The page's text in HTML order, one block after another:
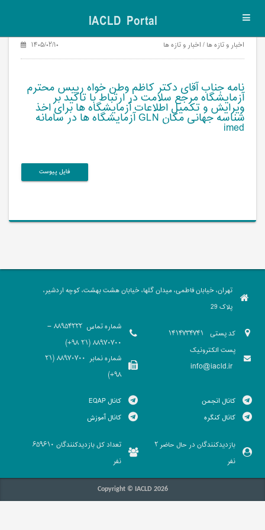
IACLD Portal
اخبار و تازه ها / اخبار و تازه ها ۱۴۰۵/۰۲/۱۰
نامه جناب آقای دکتر کاظم وطن خواه رییس محترم
آزمایشگاه مرجع سلامت در ارتباط با تاکید بر
ویرایش و تکمیل اطلاعات آزمایشگاه ها برای اخذ
شناسه جهانی مکان GLN آزمایشگاه ها در سامانه
imed
فایل پیوست
تهران، خیابان فاطمی، میدان گلها، خیابان هشت بهشت، کوچه اردشیر،
پلاک 29
کد پستی
پست الکترونیک
info@iacld.ir
شماره تماس
88954222 -
88970700 (21 98+)
شماره نمابر
88970700 (21
98+)
کانال انجمن
کانال کنگره
کانال EQAP
کانال آموزش
بازدیدکنندگان در حال حاضر 2
نفر
تعداد کل بازدیدکنندگان 659610
نفر
Copyright © IACLD 2026